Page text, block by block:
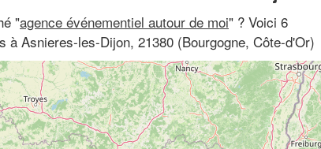
"agence événementiel autour de moi" ? Voici 6
à Asnieres-les-Dijon, 21380 (Bourgogne, Côte-d'Or)